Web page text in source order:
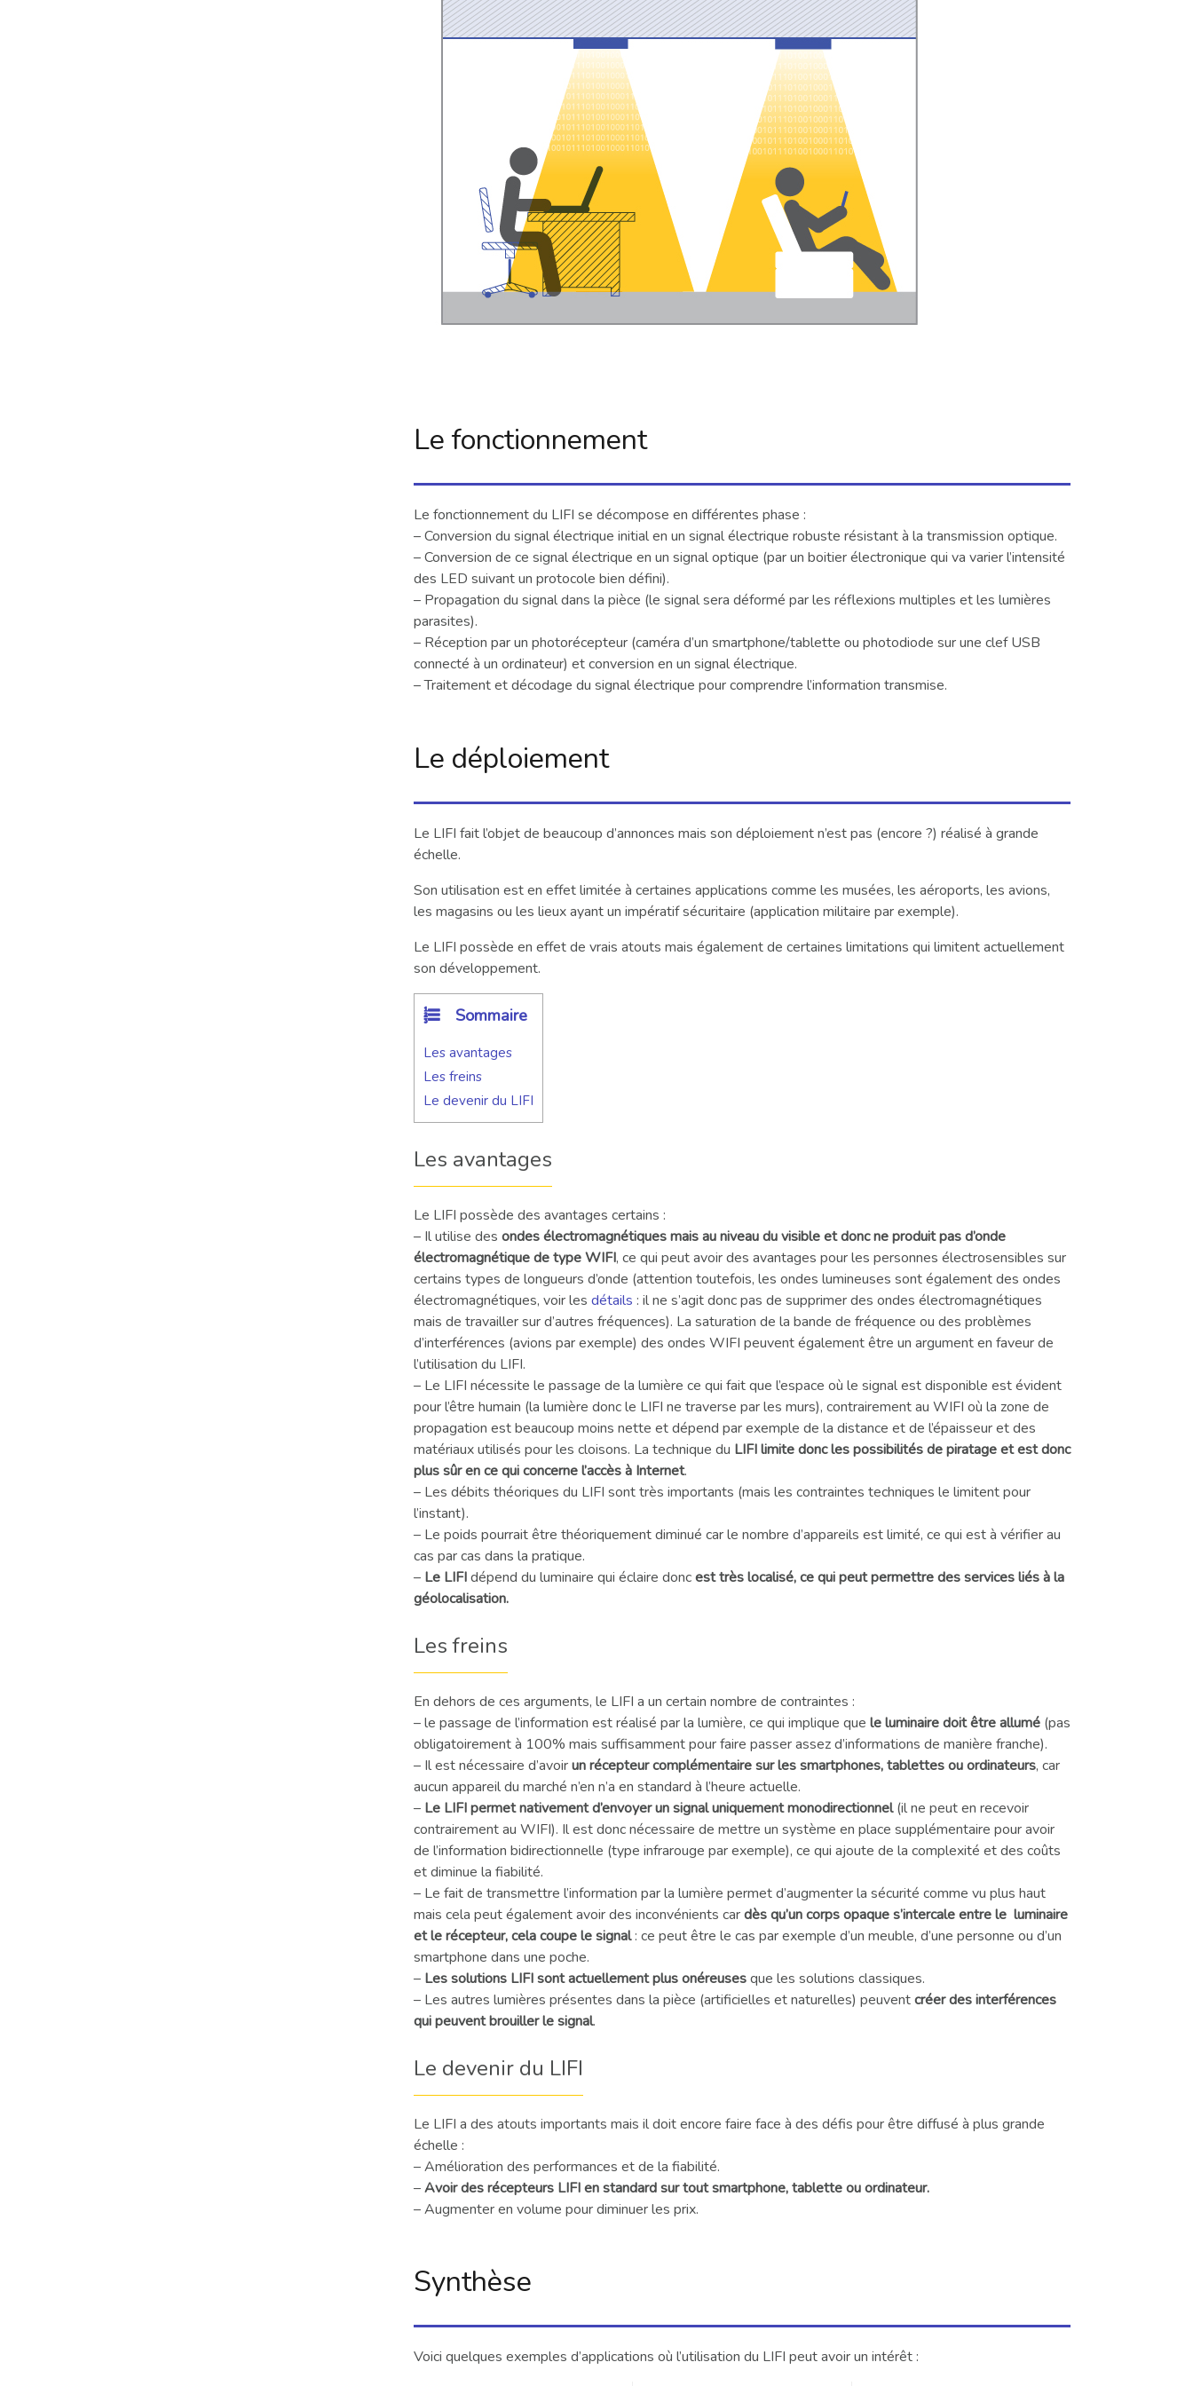
Le fonctionnement
Le fonctionnement du LIFI se décompose en différentes phase :
– Conversion du signal électrique initial en un signal électrique robuste résistant à la transmission optique.
– Conversion de ce signal électrique en un signal optique (par un boitier électronique qui va varier l’intensité
des LED suivant un protocole bien défini).
– Propagation du signal dans la pièce (le signal sera déformé par les réflexions multiples et les lumières
parasites).
– Réception par un photorécepteur (caméra d’un smartphone/tablette ou photodiode sur une clef USB
connecté à un ordinateur) et conversion en un signal électrique.
– Traitement et décodage du signal électrique pour comprendre l’information transmise.
Le déploiement
Le LIFI fait l’objet de beaucoup d’annonces mais son déploiement n’est pas (encore ?) réalisé à grande
échelle.
Son utilisation est en effet limitée à certaines applications comme les musées, les aéroports, les avions,
les magasins ou les lieux ayant un impératif sécuritaire (application militaire par exemple).
Le LIFI possède en effet de vrais atouts mais également de certaines limitations qui limitent actuellement
son développement.
Sommaire
Les avantages
Les freins
Le devenir du LIFI
Les avantages
Le LIFI possède des avantages certains :
– Il utilise des ondes électromagnétiques mais au niveau du visible et donc ne produit pas d’onde
électromagnétique de type WIFI, ce qui peut avoir des avantages pour les personnes électrosensibles sur
certains types de longueurs d’onde (attention toutefois, les ondes lumineuses sont également des ondes
électromagnétiques, voir les détails : il ne s’agit donc pas de supprimer des ondes électromagnétiques
mais de travailler sur d’autres fréquences). La saturation de la bande de fréquence ou des problèmes
d’interférences (avions par exemple) des ondes WIFI peuvent également être un argument en faveur de
l’utilisation du LIFI.
– Le LIFI nécessite le passage de la lumière ce qui fait que l’espace où le signal est disponible est évident
pour l’être humain (la lumière donc le LIFI ne traverse par les murs), contrairement au WIFI où la zone de
propagation est beaucoup moins nette et dépend par exemple de la distance et de l’épaisseur et des
matériaux utilisés pour les cloisons. La technique du LIFI limite donc les possibilités de piratage et est donc
plus sûr en ce qui concerne l’accès à Internet.
– Les débits théoriques du LIFI sont très importants (mais les contraintes techniques le limitent pour
l’instant).
– Le poids pourrait être théoriquement diminué car le nombre d’appareils est limité, ce qui est à vérifier au
cas par cas dans la pratique.
– Le LIFIdépend du luminaire qui éclaire doncest très localisé, ce qui peut permettre des services liés à la
géolocalisation.
Les freins
En dehors de ces arguments, le LIFI a un certain nombre de contraintes :
– le passage de l’information est réalisé par la lumière, ce qui implique que le luminaire doit être allumé (pas
obligatoirement à 100% mais suffisamment pour faire passer assez d’informations de manière franche).
– Il est nécessaire d’avoirun récepteur complémentaire sur les smartphones, tablettes ou ordinateurs, car
aucun appareil du marché n’en n’a en standard à l’heure actuelle.
– Le LIFI permet nativement d’envoyer un signal uniquement monodirectionnel(il ne peut en recevoir
contrairement au WIFI). Il est donc nécessaire de mettre un système en place supplémentaire pour avoir
de l’information bidirectionnelle (type infrarouge par exemple), ce qui ajoute de la complexité et des coûts
et diminue la fiabilité.
– Le fait de transmettre l’information par la lumière permet d’augmenter la sécurité comme vu plus haut
mais cela peut également avoir des inconvénients cardès qu’un corps opaque s’intercale entre le luminaire
et le récepteur, cela coupe le signal: ce peut être le cas par exemple d’un meuble, d’une personne ou d’un
smartphone dans une poche.
– Les solutions LIFI sont actuellement plus onéreusesque les solutions classiques.
– Les autres lumières présentes dans la pièce (artificielles et naturelles) peuventcréer des interférences
qui peuvent brouiller le signal.
Le devenir du LIFI
Le LIFI a des atouts importants mais il doit encore faire face à des défis pour être diffusé à plus grande
échelle :
– Amélioration des performances et de la fiabilité.
–Avoir des récepteurs LIFI en standard sur tout smartphone, tablette ou ordinateur.
– Augmenter en volume pour diminuer les prix.
Synthèse
Voici quelques exemples d’applications où l’utilisation du LIFI peut avoir un intérêt :